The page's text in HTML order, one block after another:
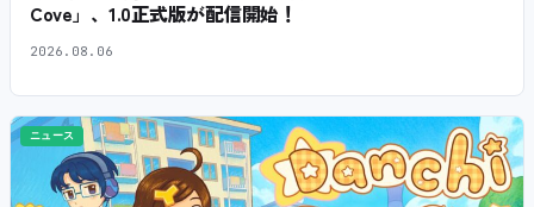
Cove」、1.0正式版が配信開始！
2026.08.06
ニュース